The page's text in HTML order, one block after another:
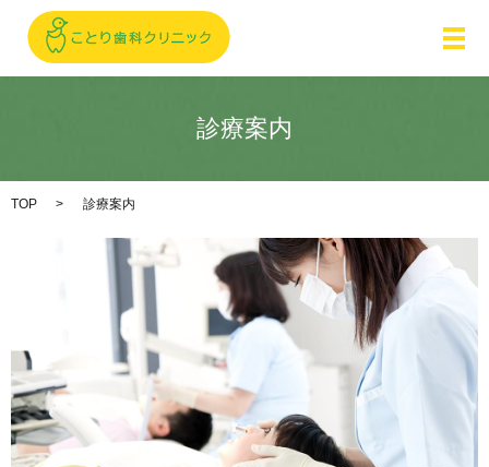
メ
診療案内
TOP 診療案内